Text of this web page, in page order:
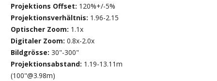
Projektions Offset: 120%+/-5%
Projektionsverhältnis: 1.96-2.15
Optischer Zoom: 1.1x
Digitaler Zoom:0.8x-2.0x
Bildgrösse:30"-300"
Projektionsabstand: 1.19-13.11m
(100"@3.98m)